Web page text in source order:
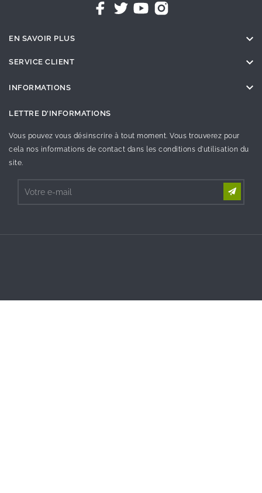
EN SAVOIR PLUS 
SERVICE CLIENT 
INFORMATIONS 
LETTRE D'INFORMATIONS
Vous pouvez vous désinscrire à tout moment. Vous trouverez pour
cela nos informations de contact dans les conditions d'utilisation du
site.